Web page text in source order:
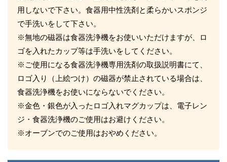
用しないで下さい。食器用中性洗剤と柔らかいスポンジ
で手洗いをして下さい。
※無地の磁器は食器洗浄機をお使いいただけますが、ロ
ゴを入れたカップ等は手洗いをしてください。
※ご使用になる食器洗浄機専用洗剤の取扱説明書にて、
ロゴ入り（上絵つけ）の磁器が禁止されている場合は、
食器洗浄機をお使いにならないでください。
※金色・銀色が入ったロゴ入れマグカップは、電子レン
ジ・食器洗浄機のご使用はお避けください。
※オーブンでのご使用はおやめください。